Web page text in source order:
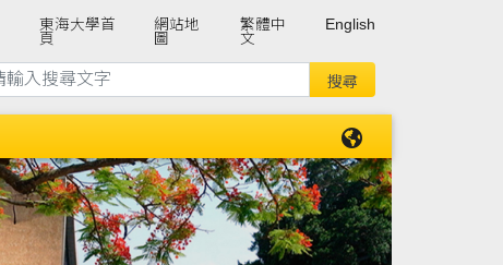
東海大學首
頁
網站地
圖
繁體中
文
English